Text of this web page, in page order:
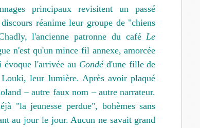
principaux revisitent un passé
réanime leur groupe de "chiens
l'ancienne patronne du caféLe
n'est qu'un mince fil annexe, amorcée
évoque l'arrivée au Condéd'une fille de
leur lumière. Après avoir plaqué
– autre faux nom – autre narrateur.
"la jeunesse perdue", bohèmes sans
au jour le jour. Aucun ne savait grand